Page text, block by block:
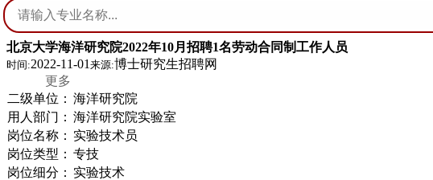
北京大学海洋研究院2022年10月招聘1名劳动合同制工作人员
时间:2022-11-01 来源:博士研究生招聘网
更多
二级单位： 海洋研究院
用人部门： 海洋研究院实验室
岗位名称： 实验技术员
岗位类型： 专技
岗位细分： 实验技术